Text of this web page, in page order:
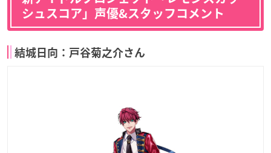
シュスコア」声優&スタッフコメント
結城日向：戸谷菊之介さん